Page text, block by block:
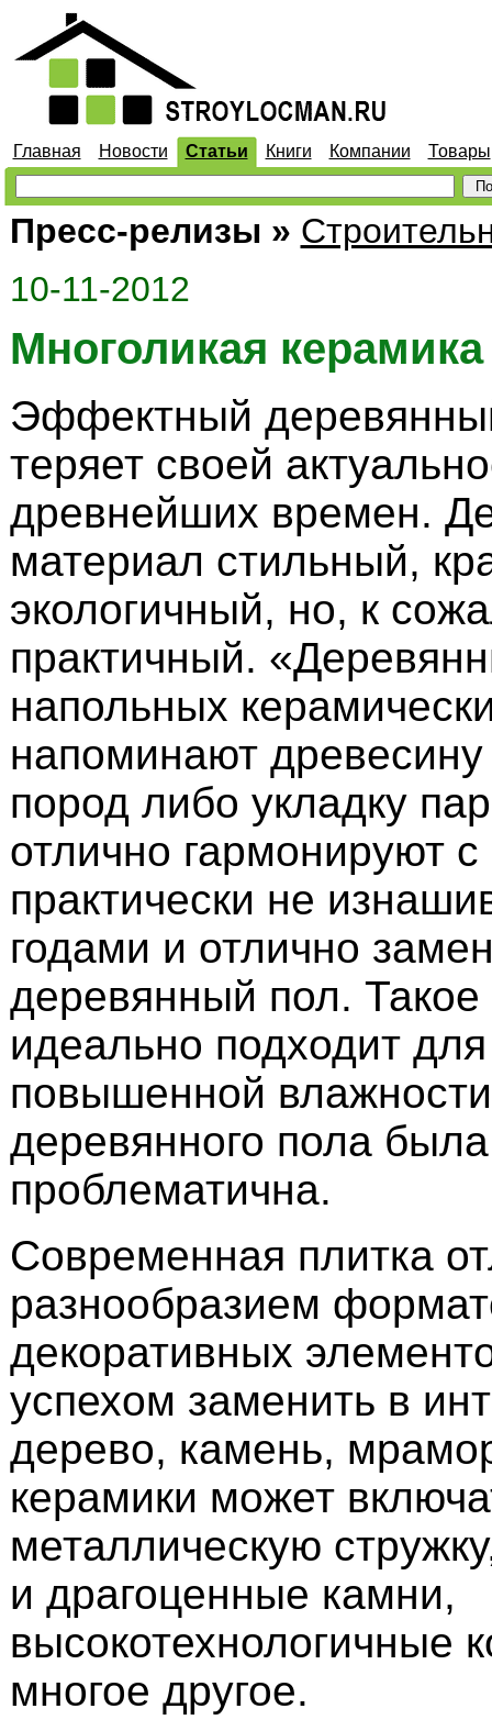
Главная Новости Статьи Книги Компании Товары
Пресс-релизы »
10-11-2012
Многоликая керамика
Эффектный
теряет своей
древнейших времен.
материал стильный,
экологичный, но, к
практичный.
напольных
напоминают
пород либо укладку
отлично гармонируют
практически не
годами и отлично
деревянный пол.
идеально подходит
повышенной
деревянного пола
проблематична.
Современная плитка
разнообразием
декоративных
успехом заменить в
дерево, камень,
керамики может
металлическую
и драгоценные камни,
высокотехнологичные
многое другое.